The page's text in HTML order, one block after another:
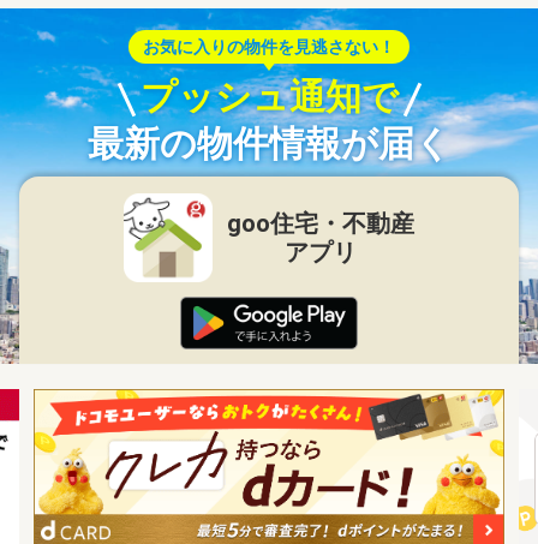
お気に入りの物件を見逃さない！
プッシュ通知で
最新の物件情報が届く
goo住宅・不動産
アプリ